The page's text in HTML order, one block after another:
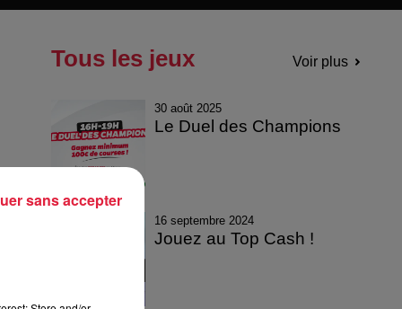
Tous les jeux Voir plus
30 août 2025
Le Duel des Champions
16 septembre 2024
Jouez au Top Cash !
sans accepter